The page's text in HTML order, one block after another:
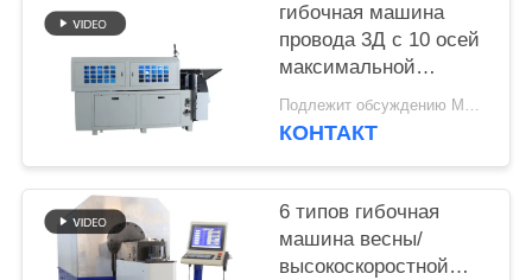
гибочная машина
провода 3Д с 10 осей
максимальной
питаясь скоростью
70м 8 осей к/минута
Подлежит обсуждению MOQ:1 комплект
КОНТАКТ
6 типов гибочная
машина весны/
высокоскоростной